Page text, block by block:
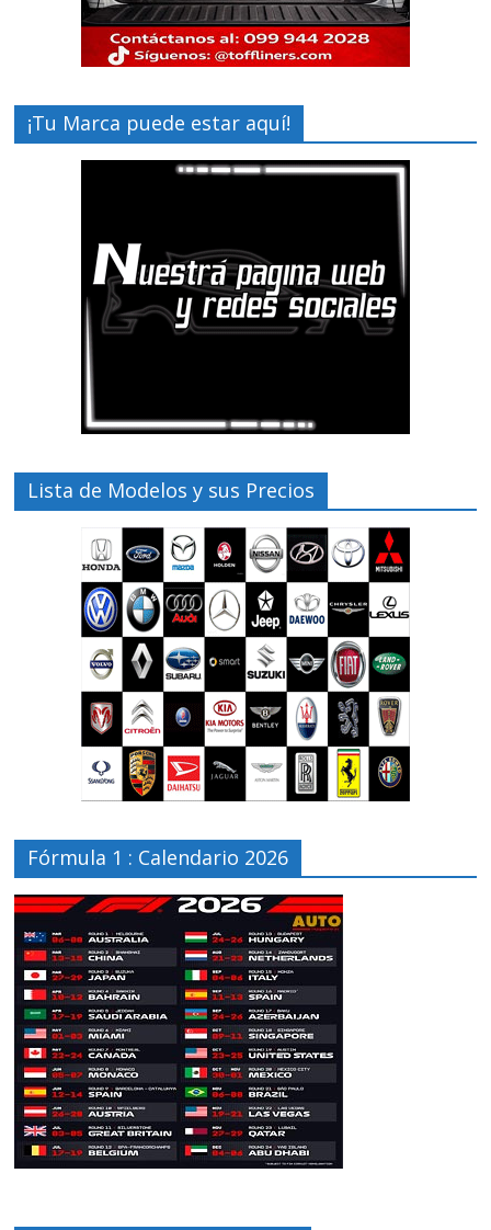
¡Tu Marca puede estar aquí!
Lista de Modelos y sus Precios
Fórmula 1 : Calendario 2026